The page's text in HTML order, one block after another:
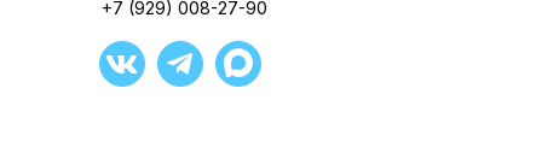
+7 (929) 008-27-90